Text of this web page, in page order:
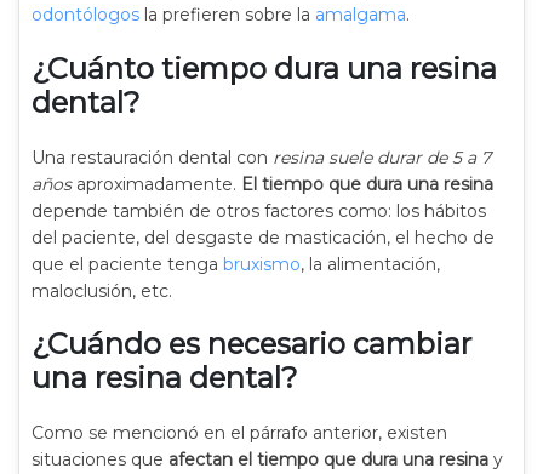
odontólogos la prefieren sobre la amalgama.
¿Cuánto tiempo dura una resina
dental?
Una restauración dental con resina suele durar de 5 a 7
añosaproximadamente. El tiempo que dura una resina
depende también de otros factores como: los hábitos
del paciente, del desgaste de masticación, el hecho de
que el paciente tenga bruxismo, la alimentación,
maloclusión, etc.
¿Cuándo es necesario cambiar
una resina dental?
Como se mencionó en el párrafo anterior, existen
situaciones que afectan el tiempo que dura una resina y